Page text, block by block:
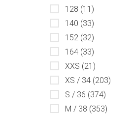
128 (11)
140 (33)
152 (32)
164 (33)
XXS (21)
XS / 34 (203)
S / 36 (374)
M / 38 (353)